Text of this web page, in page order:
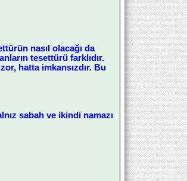
nasıl olacağı da
tesettürü farklıdır.
hatta imkansızdır. Bu
sabah ve ikindi namazı